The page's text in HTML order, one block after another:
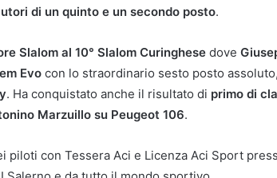
di un quinto e un secondo posto.
Slalom al 10° Slalom Curinghese dove
Evo con lo straordinario sesto posto assoluto,
. Ha conquistato anche il risultato di primo di
Marzuillo su Peugeot 106.
piloti con Tessera Aci e Licenza Aci Sport